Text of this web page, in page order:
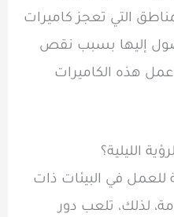
التي تعجز كاميرات
إليها بسبب نقص
هذه الكاميرات
الليلية؟
في البيئات ذات
لذلك، تلعب دور